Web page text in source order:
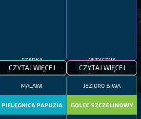
CZYTAJ WIĘCEJ CZYTAJ WIĘCEJ
MALAWI
PIELĘGNICA PAPUZIA
JEZIORO BIWA
GOLEC SZCZELINOWY